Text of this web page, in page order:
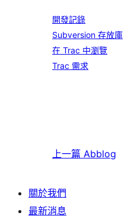
開發記錄
Subversion 存放庫
在 Trac 中瀏覽
Trac 需求
上一篇 Abblog
關於我們
最新消息